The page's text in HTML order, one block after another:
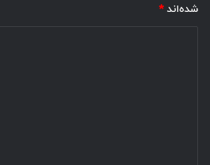
شده‌اند *